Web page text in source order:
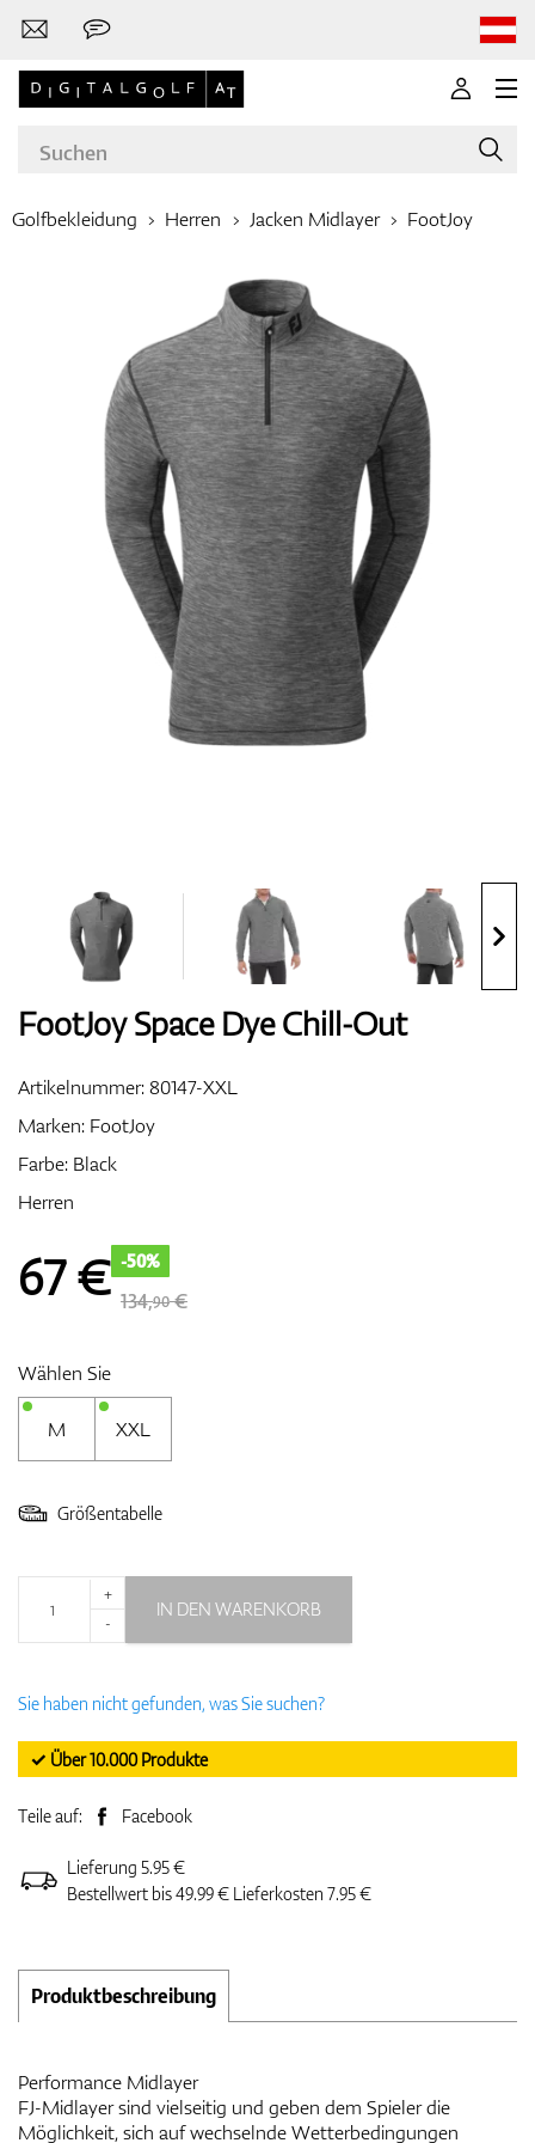
Golfschläger
Bekleidung
Handschuhe
Schuhe
Bags
Entfernungsmesser & GPS
Golfbekleidung Herren Jacken Midlayer FootJoy
FootJoy Space Dye Chill-Out
Artikelnummer:80147-XXL
Marken: FootJoy
Farbe: Black
Herren
67€ -50%
134,90€
Wählen Sie
M XXL
Größentabelle
+
-
IN DEN WARENKORB
Sie haben nicht gefunden, was Sie suchen?
✓ Über 10.000 Produkte
Teile auf: Facebook
Lieferung 5.95 €
Bestellwert bis 49.99 € Lieferkosten 7.95 €
Produktbeschreibung
Performance Midlayer
FJ-Midlayer sind vielseitig und geben dem Spieler die
Möglichkeit, sich auf wechselnde Wetterbedingungen